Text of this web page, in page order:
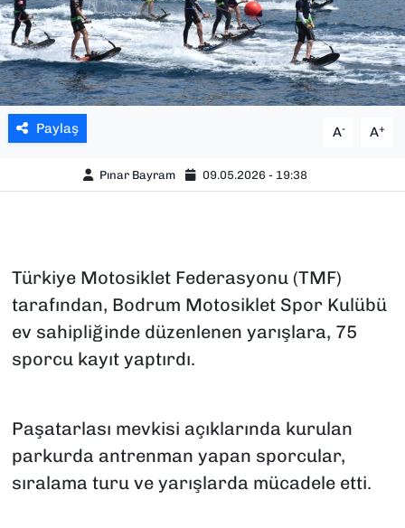
Paylaş A- A+
Pınar Bayram 09.05.2026 - 19:38
Türkiye Motosiklet Federasyonu (TMF)
tarafından, Bodrum Motosiklet Spor Kulübü
ev sahipliğinde düzenlenen yarışlara, 75
sporcu kayıt yaptırdı.
Paşatarlası mevkisi açıklarında kurulan
parkurda antrenman yapan sporcular,
sıralama turu ve yarışlarda mücadele etti.
YAŞAM
YEREL YÖNETİMLER